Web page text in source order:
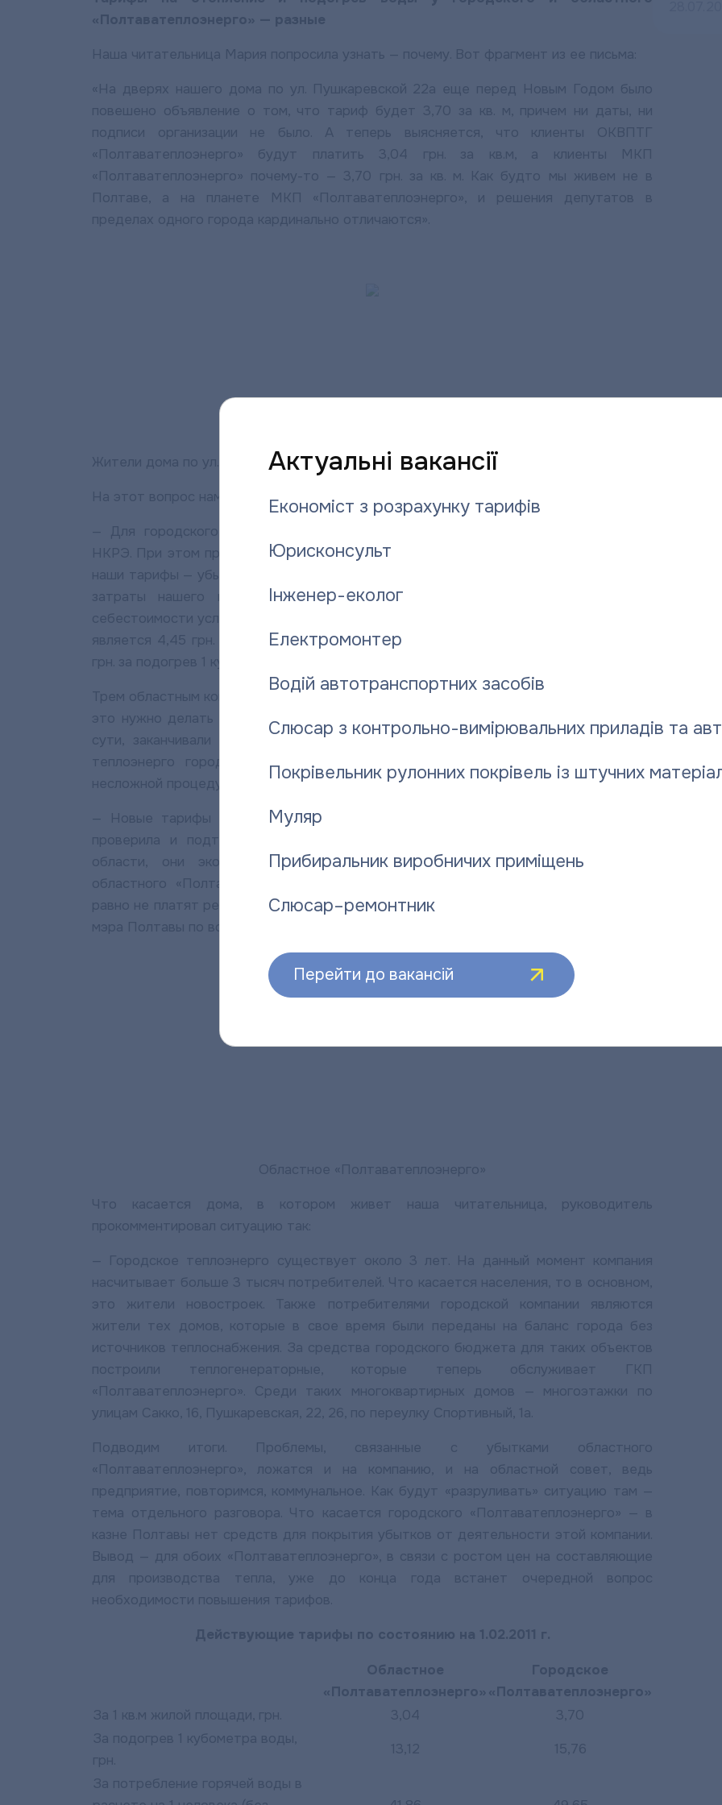
«Полтаватеплоэнерго» — разные
Наша читательница Мария попросила узнать — почему. Вот фрагмент из ее письма:
«На дверях нашего дома по ул. Пушкаревской 22а еще перед Новым Годом было
повешено объявление о том, что тариф будет 3,70 за кв. м, причем ни даты, ни
подписи организации не было. А теперь выясняется, что клиенты ОКВПТГ
«Полтаватеплоэнерго» будут платить 3,04 грн. за кв.м, а клиенты МКП
«Полтаватеплоэнерго» почему-то — 3,70 грн. за кв. м. Как будто мы живем не в
Полтаве, а на планете МКП «Полтаватеплоэнерго», и решения депутатов в
пределах одного города кардинально отличаются».
Жители дома по ул. Пушкаревской 22а будут платят по тарифу 3,70 грн. за кв.м.
На этот вопрос нам ответили в областном «Полтаватеплоэнерго» так:
— Для городского «Полтаватеплоэнерго» тарифы утверждал горисполком, а не
НКРЭ. При этом предприятие рассчитало свой тариф, исходя из безубыточности. А
наши тарифы — убыточны. К примеру, 3,04 грн. за отопление 1 кв.м не покрывают все
затраты нашего предприятия на производство тепла. Учитывая возрастание
себестоимости услуг для населения, для нас экономически обоснованными тарифами
является 4,45 грн. за отопление 1 кв.м общей площади на протяжении года и 19,25
грн. за подогрев 1 кубометра горячей воды.
Трем областным коммунальным теплоэнерго утверждать свои тарифы сложнее, ведь
это нужно делать через НКРЭ. Недавняя ситуация, когда депутаты облсовета, по
сути, заканчивали начатое Нацкомисией — не совсем правомерна. Что касается
теплоэнерго города Полтавы — ему тарифы пересматривает исполком перед
несложной процедурой.
— Новые тарифы городского коммунального предприятия «Полтаватеплоэнерго»
проверила и подтвердила Госинспекция по контролю за ценами в Полтавской
области, они экономически обоснованы. Для сравнения, потребители услуг
областного «Полтаватеплоэнерго», даже после повышения тарифов на 10%, все
равно не платят реальную стоимость его услуг, — сказал «Полтавщине» заместитель
мэра Полтавы по вопросам ЖКХ Валентин Герасименко.
Областное «Полтаватеплоэнерго»
Что касается дома, в котором живет наша читательница, руководитель
прокомментировал ситуацию так:
— Городское теплоэнерго существует около 3 лет. На данный момент компания
насчитывает больше 3 тысяч потребителей. Что касается населения, то в основном,
это жители новостроек. Также потребителями городской компании являются
жители тех домов, которые в свое время были переданы на баланс города без
источников теплоснабжения. За средства городского бюджета для таких объектов
построили теплогенераторные, которые теперь обслуживает ГКП
«Полтаватеплоэнерго». Среди таких многоквартирных домов — многоэтажки по
улицам Сакко, 16, Пушкаревская, 22, 26, по переулку Спортивный, 1а.
Подводим итоги. Проблемы, связанные с убытками областного
«Полтаватеплоэнерго», ложатся и на компанию, и на областной совет, ведь
предприятие, повторимся, коммунальное. Как будут «разруливать» ситуацию там —
тема отдельного разговора. Что касается городского «Полтаватеплоэнерго» — в
казне Полтавы нет средств для покрытия убытков от деятельности этой компании.
Вывод — для обоих «Полтаватеплоэнерго», в связи с ростом цен на составляющие
для производства тепла, уже до конца года встанет очередной вопрос
необходимости повышения тарифов.
Действующие тарифы по состоянию на 1.02.2011 г.
Областное
«Полтаватеплоэнерго»
Городское
«Полтаватеплоэнерго»
За 1 кв.м жилой площади, грн.
3,04
3,70
За подогрев 1 кубометра воды,
грн.
13,12 15,76
За потребление горячей воды в
Актуальні вакансії
Економіст з розрахунку тарифів
Юрисконсульт
Інженер-еколог
Електромонтер
Водій автотранспортних засобів
Слюсар з контрольно-вимірювальних приладів та
Покрівельник рулонних покрівель із штучних
Муляр
Прибиральник виробничих приміщень
Слюсар–ремонтник
Перейти до вакансій